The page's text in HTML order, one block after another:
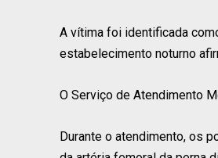
A vítima foi identificada
estabelecimento noturno
O Serviço de Atendimento
Durante o atendimento, os